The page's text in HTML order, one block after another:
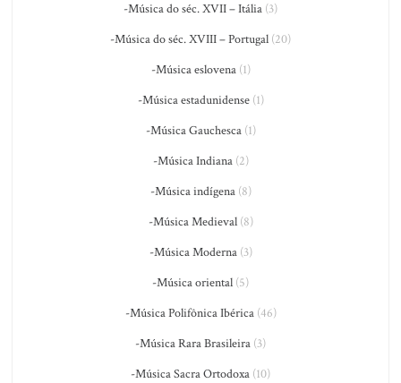
-Música do séc. XVII – Itália (3)
-Música do séc. XVIII – Portugal (20)
-Música eslovena(1)
-Música estadunidense(1)
-Música Gauchesca(1)
-Música Indiana(2)
-Música indígena(8)
-Música Medieval(8)
-Música Moderna(3)
-Música oriental (5)
-Música Polifônica Ibérica(46)
-Música Rara Brasileira (3)
-Música Sacra Ortodoxa (10)